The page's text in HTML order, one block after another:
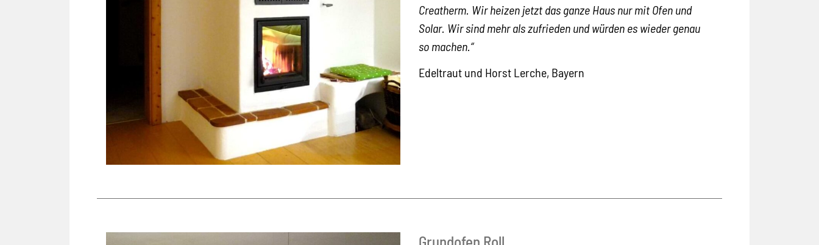
Creatherm. Wir heizen jetzt das ganze Haus nur mit Ofen und
Solar. Wir sind mehr als zufrieden und würden es wieder genau
so machen.“
Edeltraut und Horst Lerche, Bayern
Grundofen Roll